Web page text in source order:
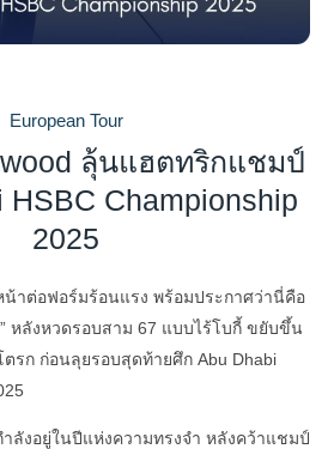
European Tour
ลุ้นแฮตทริกแชมป์
HSBC Championship
2025
น้าต่อฟอร์มร้อนแรง พร้อมประกาศว่านี่คือ
หลังหวดรอบสาม 67 แบบไร้โบกี้ ขยับขึ้น
ตรก ก่อนลุยรอบสุดท้ายศึก Abu Dhabi
ลังอยู่ในปีแห่งความทรงจำ หลังคว้าแชมป์